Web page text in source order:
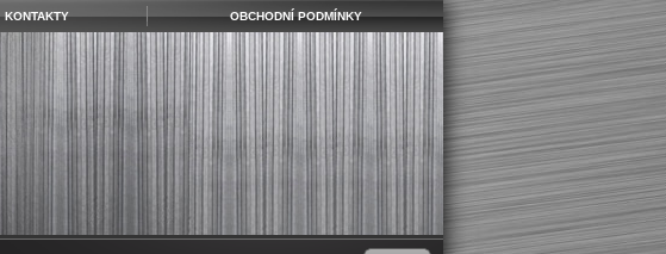
KONTAKTY OBCHODNÍ PODMÍNKY